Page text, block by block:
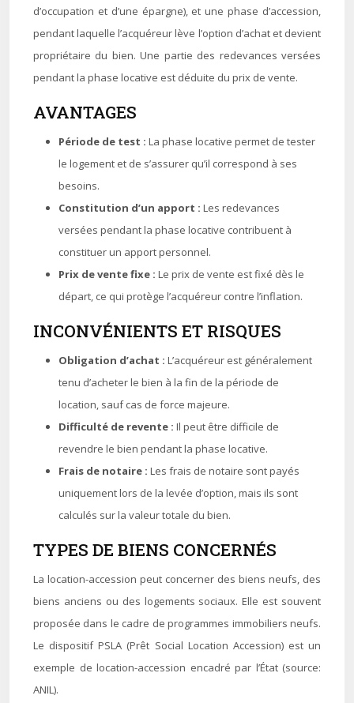
d’occupation et d’une épargne), et une phase d’accession,
pendant laquelle l’acquéreur lève l’option d’achat et devient
propriétaire du bien. Une partie des redevances versées
pendant la phase locative est déduite du prix de vente.
AVANTAGES
Période de test : La phase locative permet de tester
le logement et de s’assurer qu’il correspond à ses
besoins.
Constitution d’un apport : Les redevances
versées pendant la phase locative contribuent à
constituer un apport personnel.
Prix de vente fixe : Le prix de vente est fixé dès le
départ, ce qui protège l’acquéreur contre l’inflation.
INCONVÉNIENTS ET RISQUES
Obligation d’achat : L’acquéreur est généralement
tenu d’acheter le bien à la fin de la période de
location, sauf cas de force majeure.
Difficulté de revente : Il peut être difficile de
revendre le bien pendant la phase locative.
Frais de notaire : Les frais de notaire sont payés
uniquement lors de la levée d’option, mais ils sont
calculés sur la valeur totale du bien.
TYPES DE BIENS CONCERNÉS
La location-accession peut concerner des biens neufs, des
biens anciens ou des logements sociaux. Elle est souvent
proposée dans le cadre de programmes immobiliers neufs.
Le dispositif PSLA (Prêt Social Location Accession) est un
exemple de location-accession encadré par l’État (source:
ANIL).